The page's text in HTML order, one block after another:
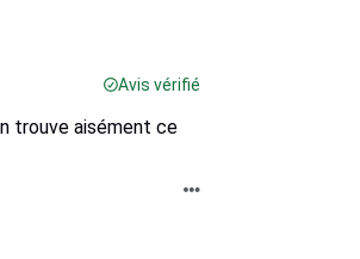
Avis vérifié
trouve aisément ce